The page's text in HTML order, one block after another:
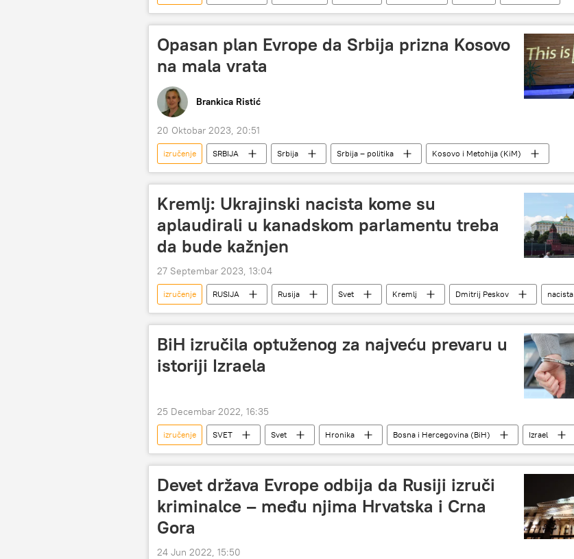
tužilaštvo
zločini
Opasan plan Evrope da Srbija prizna Kosovo
na mala vrata
Brankica Ristić
20 Oktobar 2023, 20:51
izručenje SRBIJA Srbija Srbija – politika
Kosovo i Metohija (KiM)
rezolucija
Evropski parlament Viola fon Kramon Priština
Banjska
Kremlj: Ukrajinski nacista kome su
aplaudirali u kanadskom parlamentu treba
da bude kažnjen
27 Septembar 2023, 13:04
izručenje RUSIJA Rusija Svet Kremlj Dmitrij Peskov
nacista
Kanada
Vladimir Zelenski Ukrajina
BiH izručila optuženog za najveću prevaru u
istoriji Izraela
25 Decembar 2022, 16:35
izručenje SVET Svet Hronika Bosna i Hercegovina (BiH)
Izrael
prevara
Devet država Evrope odbija da Rusiji izruči
kriminalce – među njima Hrvatska i Crna
Gora
24 Jun 2022, 15:50